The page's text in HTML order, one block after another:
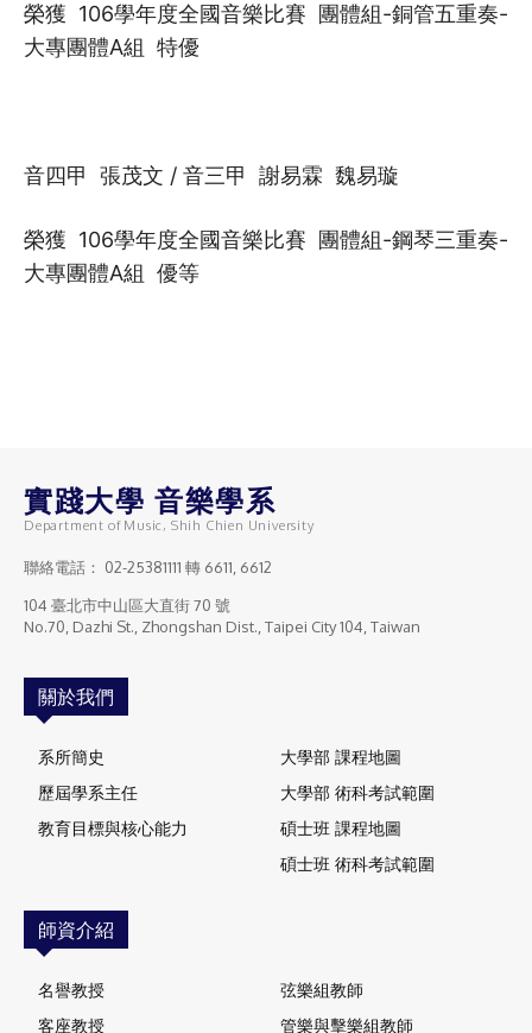
榮獲 106學年度全國音樂比賽 團體組-銅管五重奏-
大專團體A組 特優
音四甲 張茂文 / 音三甲 謝易霖 魏易璇
榮獲 106學年度全國音樂比賽 團體組-鋼琴三重奏-
大專團體A組 優等
實踐大學 音樂學系
Department of Music, Shih Chien University
聯絡電話： 02-25381111 轉 6611, 6612
104 臺北市中山區大直街 70 號
No.70, Dazhi St., Zhongshan Dist., Taipei City 104, Taiwan
關於我們
系所簡史
歷屆學系主任
教育目標與核心能力
大學部 課程地圖
大學部 術科考試範圍
碩士班 課程地圖
碩士班 術科考試範圍
師資介紹
名譽教授
客座教授
弦樂組教師
管樂與擊樂組教師